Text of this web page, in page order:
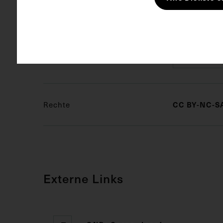
Rechte CC BY-NC-
Externe Links